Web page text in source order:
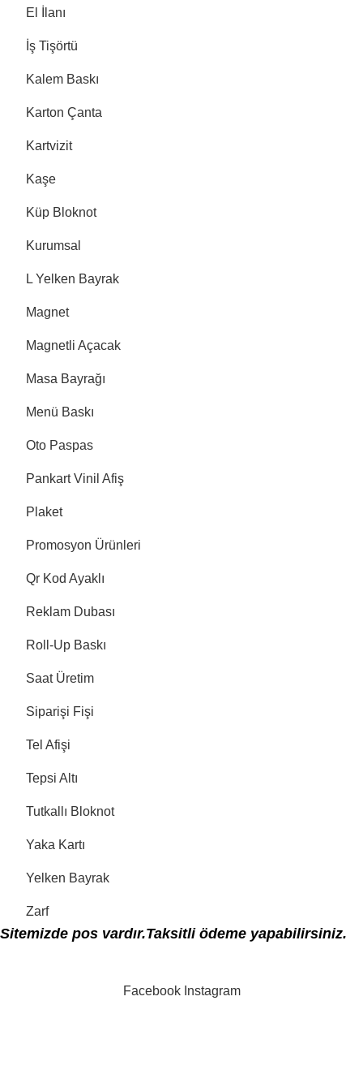
El İlanı
İş Tişörtü
Kalem Baskı
Karton Çanta
Kartvizit
Kaşe
Küp Bloknot
Kurumsal
L Yelken Bayrak
Magnet
Magnetli Açacak
Masa Bayrağı
Menü Baskı
Oto Paspas
Pankart Vinil Afiş
Plaket
Promosyon Ürünleri
Qr Kod Ayaklı
Reklam Dubası
Roll-Up Baskı
Saat Üretim
Siparişi Fişi
Tel Afişi
Tepsi Altı
Tutkallı Bloknot
Yaka Kartı
Yelken Bayrak
Zarf
Sitemizde pos vardır.Taksitli ödeme yapabilirsiniz.
Facebook Instagram